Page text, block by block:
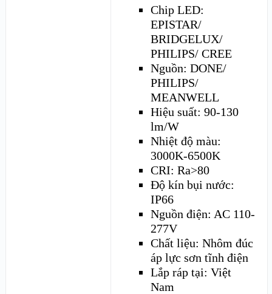
Chip LED:
EPISTAR/
BRIDGELUX/
PHILIPS/ CREE
Nguồn: DONE/
PHILIPS/
MEANWELL
Hiệu suất: 90-130
lm/W
Nhiệt độ màu:
3000K-6500K
CRI: Ra>80
Độ kín bụi nước:
IP66
Nguồn điện: AC 110-
277V
Chất liệu: Nhôm đúc
áp lực sơn tĩnh điện
Lắp ráp tại: Việt
Nam